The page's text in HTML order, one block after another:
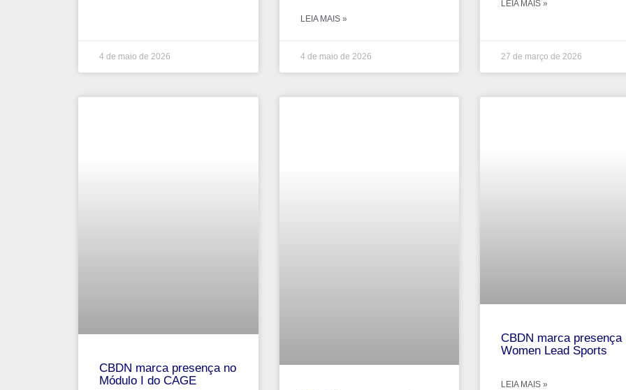
4 de maio de 2026
LEIA MAIS »
4 de maio de 2026
LEIA MAIS »
27 de março de 2026
CBDN marca presença no
Módulo I do CAGE
CBDN marca presença
Women Lead Sports
LEIA MAIS »